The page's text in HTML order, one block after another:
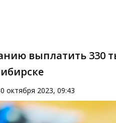
выплатить 330
октября 2023, 09:43